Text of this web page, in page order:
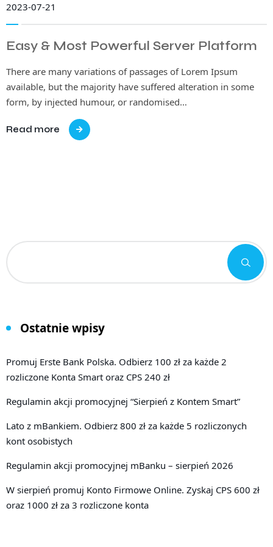
2023-07-21
Easy & Most Powerful Server Platform
There are many variations of passages of Lorem Ipsum
available, but the majority have suffered alteration in some
form, by injected humour, or randomised…
Read more
Ostatnie wpisy
Promuj Erste Bank Polska. Odbierz 100 zł za każde 2
rozliczone Konta Smart oraz CPS 240 zł
Regulamin akcji promocyjnej “Sierpień z Kontem Smart”
Lato z mBankiem. Odbierz 800 zł za każde 5 rozliczonych
kont osobistych
Regulamin akcji promocyjnej mBanku – sierpień 2026
W sierpień promuj Konto Firmowe Online. Zyskaj CPS 600 zł
oraz 1000 zł za 3 rozliczone konta